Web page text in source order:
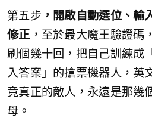
第五步 ，開啟自動選位、輸
修正 ，至於最大魔王驗證碼
刷個幾十回，把自己訓練成
入答案」的搶票機器人，英
竟真正的敵人，永遠是那幾
母。